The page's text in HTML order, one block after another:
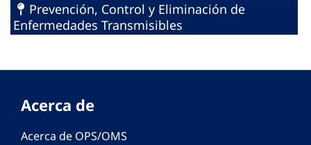
Prevención, Control y Eliminación de
Enfermedades Transmisibles
Acerca de
Acerca de OPS/OMS